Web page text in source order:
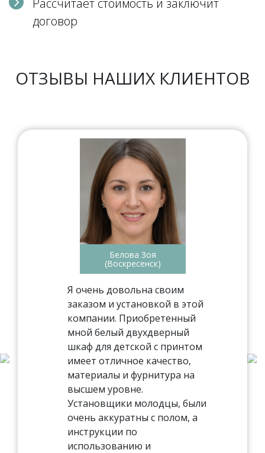
Рассчитает стоимость и заключит
договор
ОТЗЫВЫ НАШИХ КЛИЕНТОВ
Белова Зоя
(Воскресенск)
Я очень довольна своим
заказом и установкой в этой
компании. Приобретенный
мной белый двухдверный
шкаф для детской с принтом
имеет отличное качество,
материалы и фурнитура на
высшем уровне.
Установщики молодцы, были
очень аккуратны с полом, а
инструкции по
использованию и